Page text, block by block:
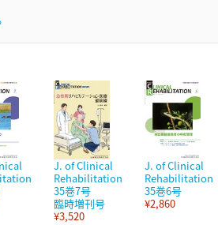
J. of Clinical
Rehabilitation
35巻7号
臨時増刊号
¥3,520
J. of Clinical
Rehabilitation
35巻6号
¥2,860